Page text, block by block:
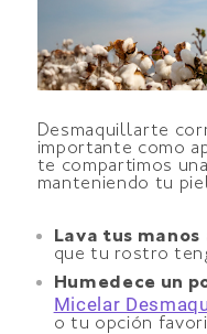
Desmaquillarte
importante como
te compartimos
manteniendo tu
Lava tus manos
que tu rostro
Humedece un
Micelar
o tu opción